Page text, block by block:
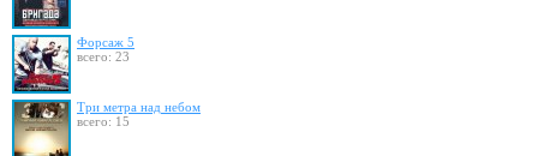
Форсаж 5
всего: 23
Три метра над небом
всего: 15